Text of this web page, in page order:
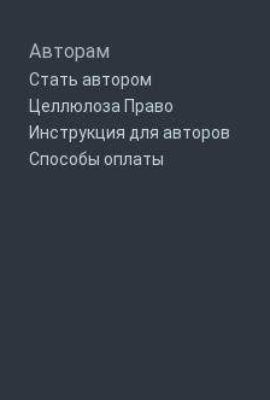
Авторам
Стать автором
Целлюлоза Право
Инструкция для авторов
Способы оплаты